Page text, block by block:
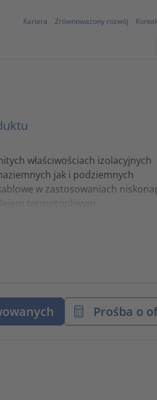
Kariera Zrównoważony rozwój
właściwościach izolacyjnych
jak i podziemnych
w zastosowaniach
termotopliwym
Prośba o